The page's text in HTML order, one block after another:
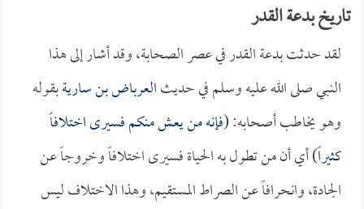
تاريخ بدعة القدر
لقد حدثت بدعة القدر في عصر الصحابة، وقد أشار إلى هذا
النبي صلى الله عليه وسلم في حديثالعرباض بن ساريةبقوله
وهو يخاطب أصحابه: (فإنه من يعش منكم فسيرى اختلافاً
كثيراً) أي أن من تطول به الحياة فسيرى اختلافاً وخروجاً عن
الجادة، وانحرافاً عن الصراط المستقيم، وهذا الاختلاف ليس